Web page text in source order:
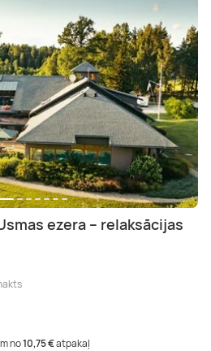
ezera – relaksācijas
no10,75 €atpakaļ